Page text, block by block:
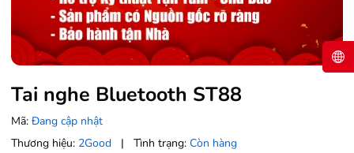
Tai nghe Bluetooth ST88
Mã: Đang cập nhật
Thương hiệu: 2Good | Tình trạng: Còn hàng